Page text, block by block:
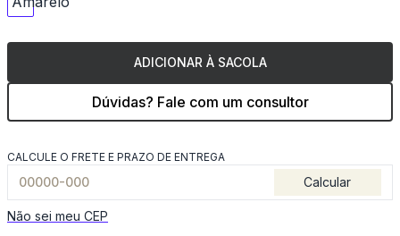
ADICIONAR À SACOLA
Dúvidas? Fale com um consultor
CALCULE O FRETE E PRAZO DE ENTREGA
Calcular
Não sei meu CEP